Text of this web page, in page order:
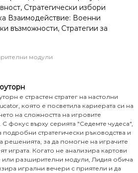
Стратегически избори
Взаимодействие: Военни
възможности, Стратегии за
модули
е страстен стратег на настолни
която е посветила кариерата си на
на сложността на игровите
С фокус върху серията "Седемте чудеса",
подробни стратегически ръководства и
решенията, за да помогне на играчите
играта. Когато не анализира картови
или разширителни модули, Лидия обича
игрални вечери с приятели и да